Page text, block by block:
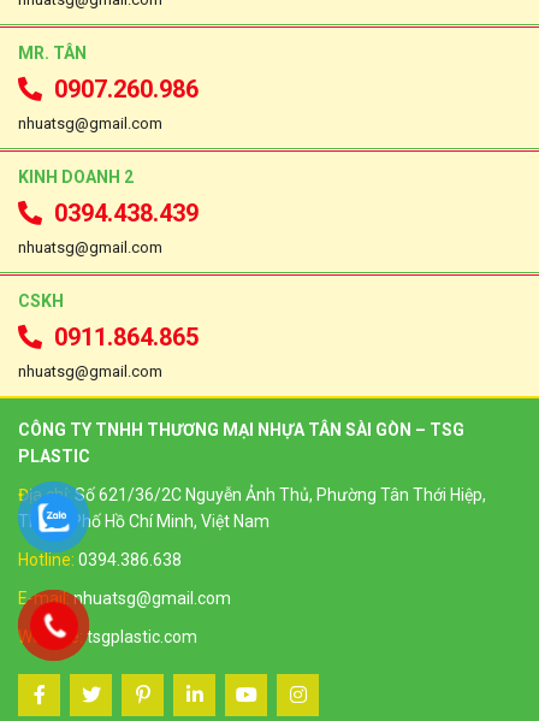
MR. TÂN
0907.260.986
nhuatsg@gmail.com
KINH DOANH 2
0394.438.439
nhuatsg@gmail.com
CSKH
0911.864.865
nhuatsg@gmail.com
CÔNG TY TNHH THƯƠNG MẠI NHỰA TÂN SÀI GÒN – TSG
PLASTIC
Địa chỉ: Số 621/36/2C Nguyễn Ảnh Thủ, Phường Tân Thới Hiệp,
Thành Phố Hồ Chí Minh, Việt Nam
Hotline: 0394.386.638
E-mail:nhuatsg@gmail.com
Website: tsgplastic.com